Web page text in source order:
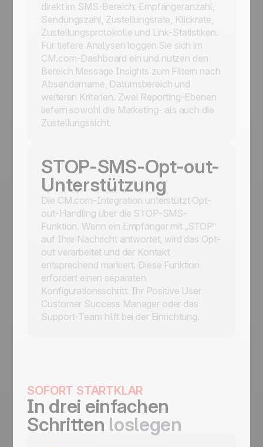
direkt im SMS-Bereich: Empfängeranzahl,
Sendungszahl, Zustellungsrate, Klickrate,
Zustellungsprotokolle und Link-Statistiken.
Für tiefere Analysen loggen Sie sich im
CM.com-Dashboard ein und nutzen den
Bereich Message Insights zum Filtern nach
Absendername, Datumsbereich und
weiteren Kriterien. Zwei Reporting-Ebenen
liefern sowohl die Marketing- als auch die
Zustellungssicht.
STOP-SMS-Opt-out-
Unterstützung
Die CM.com-Integration unterstützt Opt-
out-Handling über die STOP-SMS-
Funktion. Wenn ein Empfänger mit „STOP“
auf Ihre Nachricht antwortet, wird das Opt-
out verarbeitet und der Kontakt
entsprechend markiert. Diese Funktion
erfordert einen separaten
Konfigurationsschritt. Ihr Positive User
Customer Success Manager oder das
Support-Team hilft bei der Einrichtung.
SOFORT STARTKLAR
In drei einfachen
Schritten loslegen